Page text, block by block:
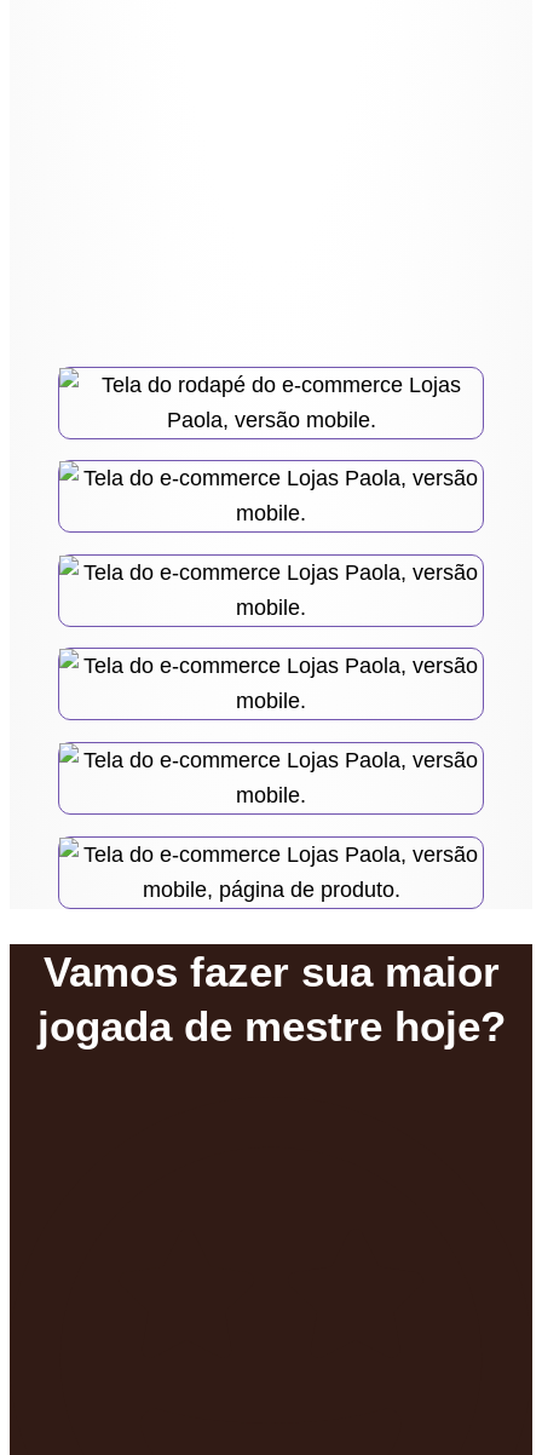
Vamos fazer sua maior
jogada de mestre hoje?